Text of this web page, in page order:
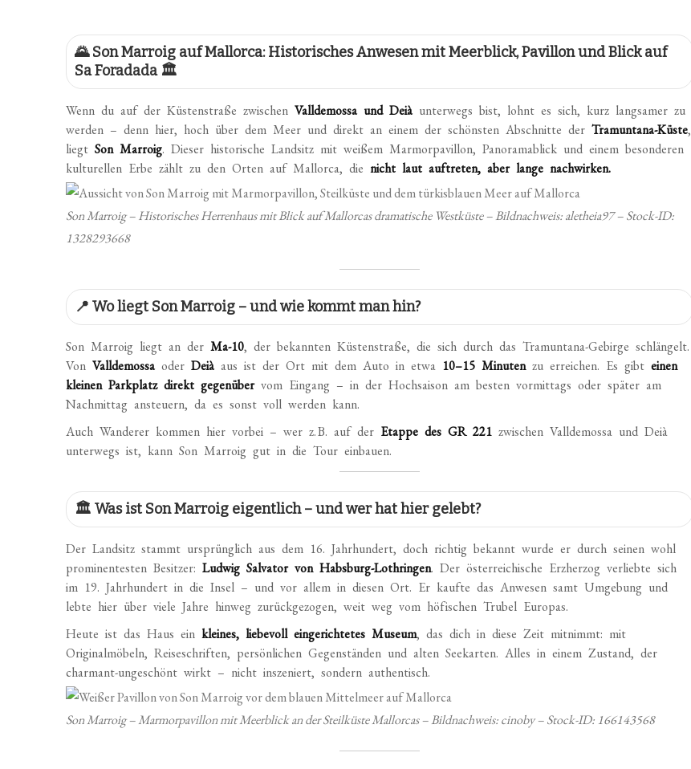
🌄 Son Marroig auf Mallorca: Historisches Anwesen mit Meerblick, Pavillon und Blick auf
Sa Foradada 🏛️
Wenn du auf der Küstenstraße zwischenValldemossa und Deiàunterwegs bist, lohnt es sich, kurz langsamer zu
werden – denn hier, hoch über dem Meer und direkt an einem der schönsten Abschnitte derTramuntana-Küste,
liegtSon Marroig. Dieser historische Landsitz mit weißem Marmorpavillon, Panoramablick und einem besonderen
kulturellen Erbe zählt zu den Orten auf Mallorca, dienicht laut auftreten, aber lange nachwirken.
Son Marroig – Historisches Herrenhaus mit Blick auf Mallorcas dramatische Westküste – Bildnachweis: aletheia97 – Stock-ID:
1328293668
📍 Wo liegt Son Marroig – und wie kommt man hin?
Son Marroig liegt an derMa-10, der bekannten Küstenstraße, die sich durch das Tramuntana-Gebirge schlängelt.
VonValldemossaoderDeiàaus ist der Ort mit dem Auto in etwa 10–15 Minutenzu erreichen. Es gibteinen
kleinen Parkplatz direkt gegenübervom Eingang – in der Hochsaison am besten vormittags oder später am
Nachmittag ansteuern, da es sonst voll werden kann.
Auch Wanderer kommen hier vorbei – wer z. B. auf der Etappe des GR 221 zwischen Valldemossa und Deià
unterwegs ist, kann Son Marroig gut in die Tour einbauen.
🏛️ Was ist Son Marroig eigentlich – und wer hat hier gelebt?
Der Landsitz stammt ursprünglich aus dem 16. Jahrhundert, doch richtig bekannt wurde er durch seinen wohl
prominentesten Besitzer:Ludwig Salvator von Habsburg-Lothringen. Der österreichische Erzherzog verliebte sich
im 19. Jahrhundert in die Insel – und vor allem in diesen Ort. Er kaufte das Anwesen samt Umgebung und
lebte hier über viele Jahre hinweg zurückgezogen, weit weg vom höfischen Trubel Europas.
Heute ist das Haus einkleines, liebevoll eingerichtetes Museum, das dich in diese Zeit mitnimmt: mit
Originalmöbeln, Reiseschriften, persönlichen Gegenständen und alten Seekarten. Alles in einem Zustand, der
charmant-ungeschönt wirkt – nicht inszeniert, sondern authentisch.
Son Marroig – Marmorpavillon mit Meerblick an der Steilküste Mallorcas – Bildnachweis: cinoby – Stock-ID: 166143568